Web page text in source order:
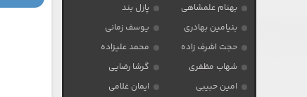
بهنام علمشاهی
پازل بند
بنیامین بهادری
یوسف زمانی
حجت اشرف زاده
محمد علیزاده
شهاب مظفری
گرشا رضایی
امین حبیبی
ایمان غلامی